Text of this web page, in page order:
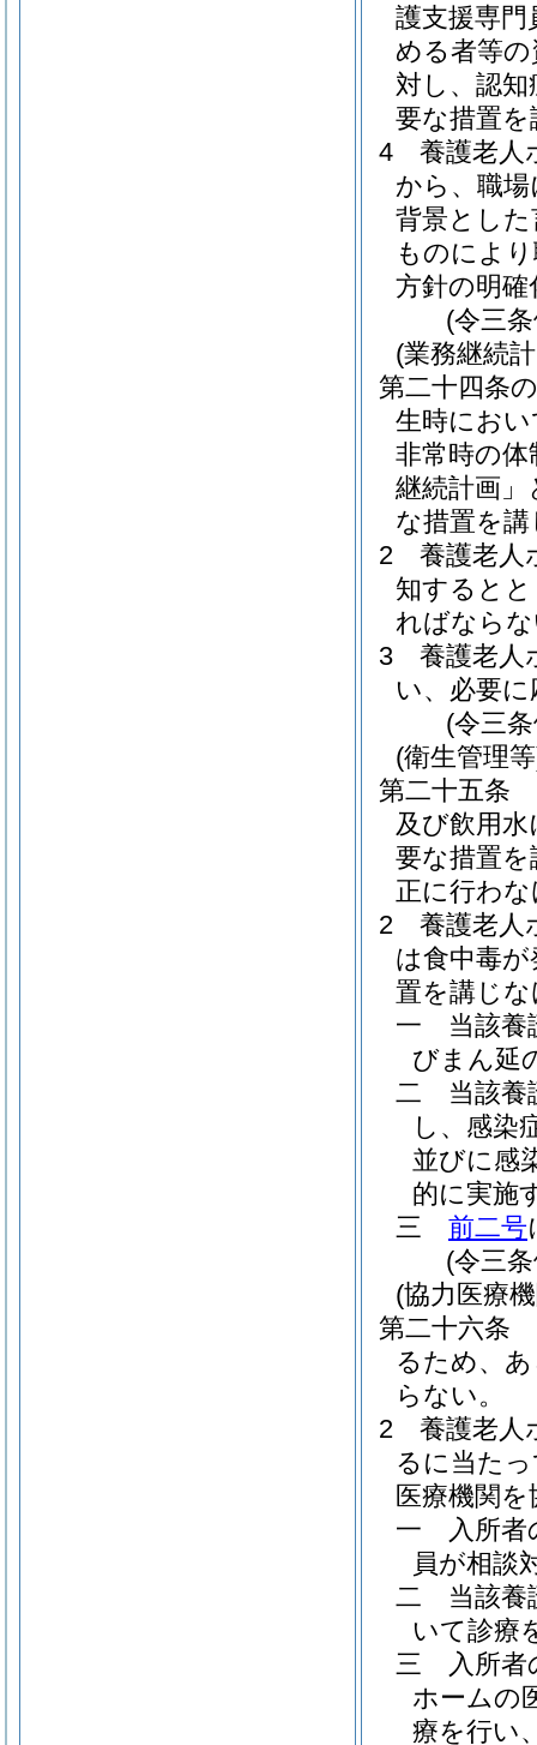
護支援専門
める者等
対し、認
要な措置
4
養護老人
から、職
背景とし
ものによ
方針の明
(令三
(業務継続
第二十四条
生時にお
非常時の
継続計画」
な措置を
2
養護老人
知すると
ればなら
3
養護老人
い、必要
(令三
(衛生管理
第二十五条
及び飲用
要な措置
正に行わ
2
養護老人
は食中毒
置を講じ
一
当該
びまん延
二
当該
し、感染
並びに感
的に実施
三
前二号
(令三
(協力医療
第二十六条
るため、
らない。
2
養護老人
るに当た
医療機関
一
入所
員が相談
二
当該
いて診療
三
入所
ホームの
療を行い